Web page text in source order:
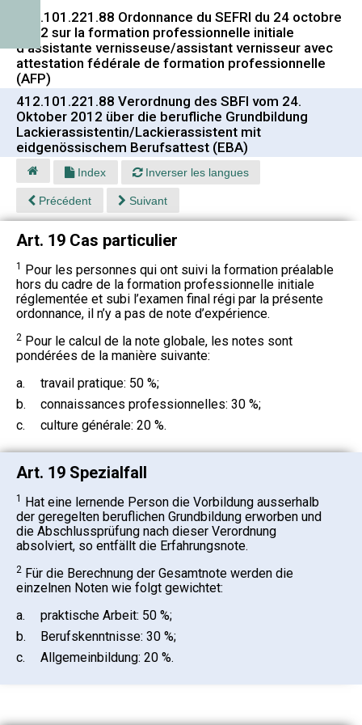
412.101.221.88 Ordonnance du SEFRI du 24 octobre
2012 sur la formation professionnelle initiale
d'assistante vernisseuse/assistant vernisseur avec
attestation fédérale de formation professionnelle
(AFP)
412.101.221.88 Verordnung des SBFI vom 24.
Oktober 2012 über die berufliche Grundbildung
Lackierassistentin/Lackierassistent mit
eidgenössischem Berufsattest (EBA)
Index Inverser les langues
Précédent Suivant
Art. 19 Cas particulier
1 Pour les personnes qui ont suivi la formation préalable
hors du cadre de la formation professionnelle initiale
réglementée et subi l’examen final régi par la présente
ordonnance, il n’y a pas de note d’expérience.
2 Pour le calcul de la note globale, les notes sont
pondérées de la manière suivante:
a.
travail pratique: 50 %;
b.
connaissances professionnelles: 30 %;
c.
culture générale: 20 %.
Art. 19 Spezialfall
1 Hat eine lernende Person die Vorbildung ausserhalb
der geregelten beruflichen Grundbildung erworben und
die Abschlussprüfung nach dieser Verordnung
absolviert, so entfällt die Erfahrungsnote.
2 Für die Berechnung der Gesamtnote werden die
einzelnen Noten wie folgt gewichtet:
a.
praktische Arbeit: 50 %;
b.
Berufskenntnisse: 30 %;
c.
Allgemeinbildung: 20 %.